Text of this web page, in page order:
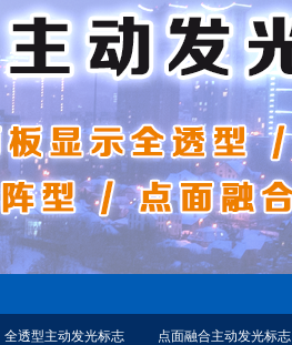
全透型主动发光标志 点面融合主动发光标志